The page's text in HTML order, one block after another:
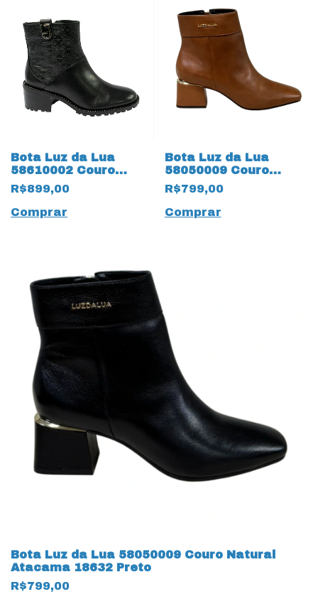
Bota Luz da Lua
58610002 Couro
Natural Saara 15458
Preto
R$899,00
Comprar
Bota Luz da Lua
58050009 Couro
Natural
Montenapoleone
18633 Ambar
R$799,00
Comprar
Bota Luz da Lua 58050009 Couro Natural
Atacama 18632 Preto
R$799,00